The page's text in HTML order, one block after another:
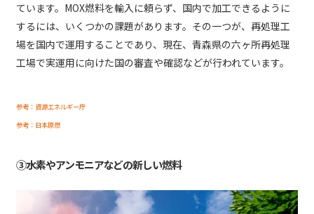
ています。MOX燃料を輸入に頼らず、国内で加工できるように
するには、いくつかの課題があります。その一つが、再処理工
場を国内で運用することであり、現在、青森県の六ヶ所再処理
工場で実運用に向けた国の審査や確認などが行われています。
参考：資源エネルギー庁
参考：日本原燃
③水素やアンモニアなどの新しい燃料